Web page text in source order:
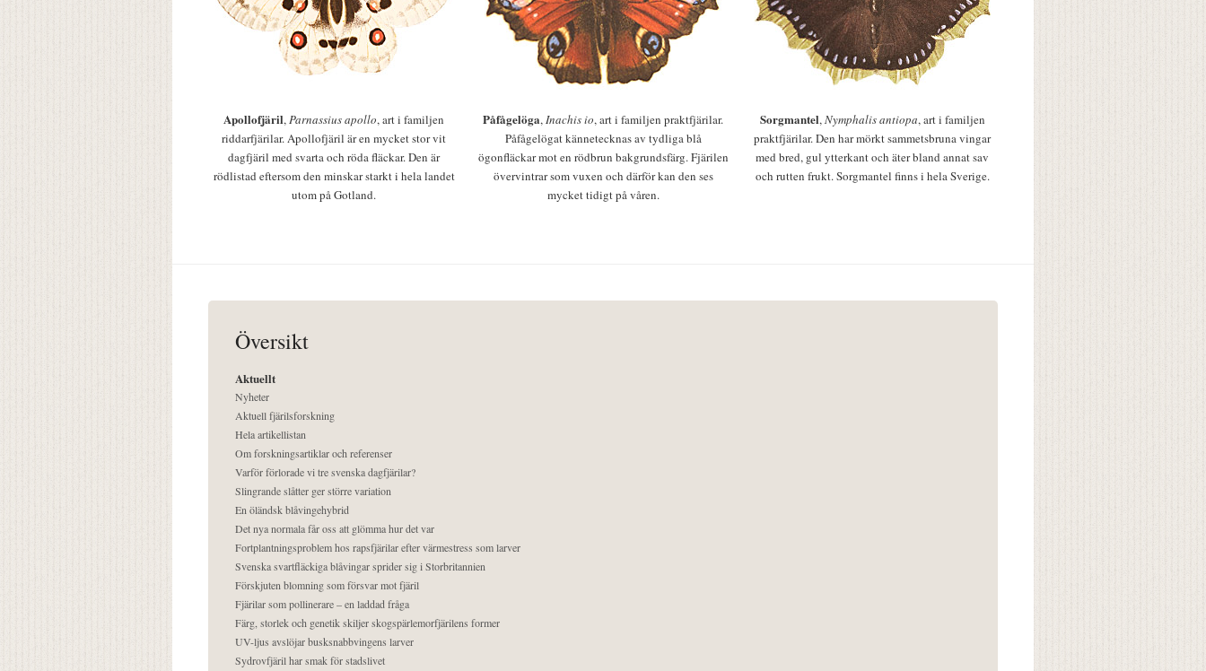
Apollofjäril,Parnassius apollo, art i familjen
riddarfjärilar. Apollofjäril är en mycket stor vit
dagfjäril med svarta och röda fläckar. Den är
rödlistad eftersom den minskar starkt i hela landet
utom på Gotland.
Påfågelöga,Inachis io, art i familjen praktfjärilar.
Påfågelögat kännetecknas av tydliga blå
ögonfläckar mot en rödbrun bakgrundsfärg. Fjärilen
övervintrar som vuxen och därför kan den ses
mycket tidigt på våren.
Sorgmantel,Nymphalis antiopa, art i familjen
praktfjärilar. Den har mörkt sammetsbruna vingar
med bred, gul ytterkant och äter bland annat sav
och rutten frukt. Sorgmantel finns i hela Sverige.
Översikt
Aktuellt
Nyheter
Aktuell fjärilsforskning
Hela artikellistan
Om forskningsartiklar och referenser
Varför förlorade vi tre svenska dagfjärilar?
Slingrande slåtter ger större variation
En öländsk blåvingehybrid
Det nya normala får oss att glömma hur det var
Fortplantningsproblem hos rapsfjärilar efter värmestress som larver
Svenska svartfläckiga blåvingar sprider sig i Storbritannien
Förskjuten blomning som försvar mot fjäril
Fjärilar som pollinerare – en laddad fråga
Färg, storlek och genetik skiljer skogspärlemorfjärilens former
UV-ljus avslöjar busksnabbvingens larver
Sydrovfjäril har smak för stadslivet